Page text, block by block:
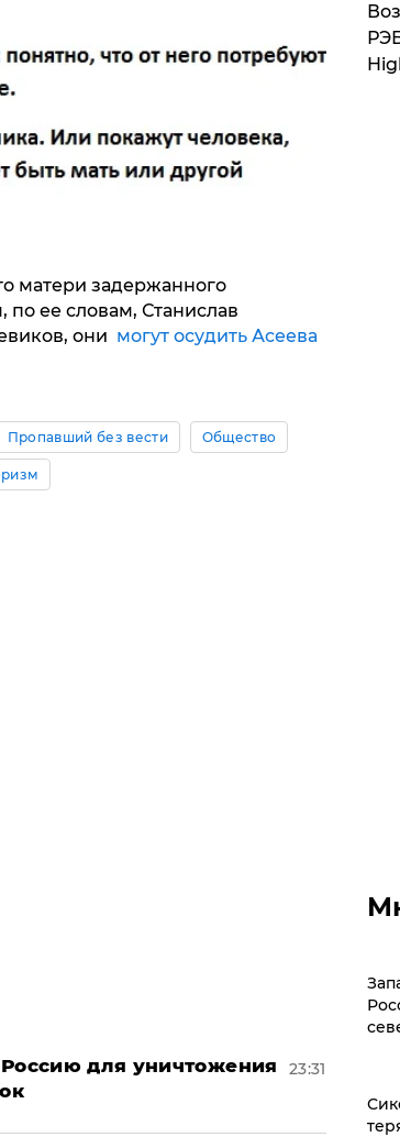
матери задержанного
ее словам, Станислав
они могут осудить Асеева
Пропавший без вести Общество
для уничтожения
23:31